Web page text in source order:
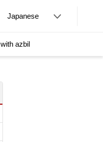
Japanese
with azbil